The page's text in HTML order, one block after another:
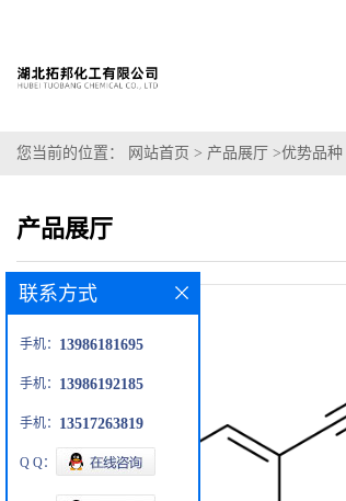
您当前的位置： 网站首页 > 产品展厅 >优势品种
产品展厅
联系方式
手机： 13986181695
手机： 13986192185
手机： 13517263819
Q Q：